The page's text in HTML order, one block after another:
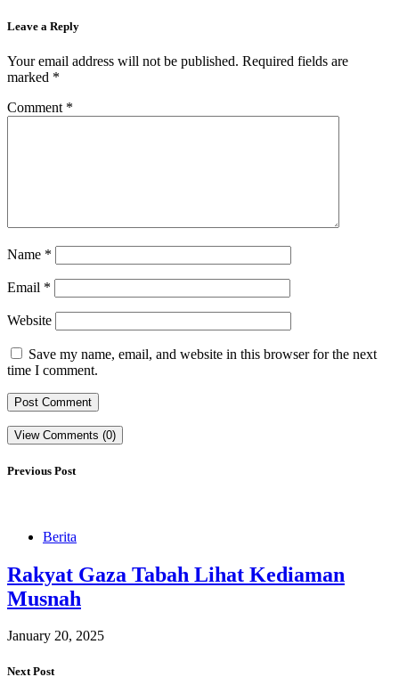
Leave a Reply
Your email address will not be published. Required fields are
marked *
Comment *
Name *
Email *
Website
Save my name, email, and website in this browser for the next
time I comment.
View Comments (0)
Previous Post
Berita
Rakyat Gaza Tabah Lihat Kediaman
Musnah
January 20, 2025
Next Post